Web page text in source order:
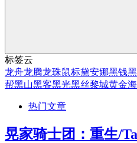
标签云
龙舟龙腾龙珠鼠标黛安娜黑钱
帮黑山黑客黑光黑丝黎城黄金
热门文章
晃家骑士团：重生/